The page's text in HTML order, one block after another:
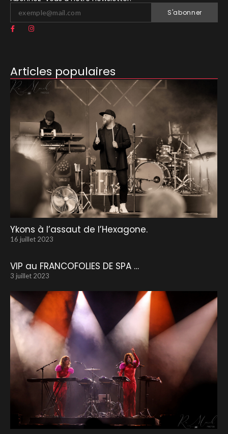
S'abonner
Articles populaires
Ykons à l’assaut de l’Hexagone.
16 juillet 2023
VIP au FRANCOFOLIES DE SPA …
3 juillet 2023